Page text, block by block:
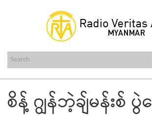
content
စိန့် ဂျွန်ဘဲ့ချ်မန်းစ် ပွဲ